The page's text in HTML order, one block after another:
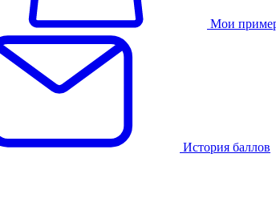
Мои
История баллов